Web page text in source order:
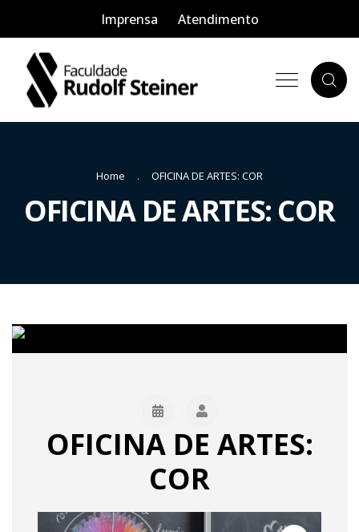
Imprensa Atendimento
Home OFICINA DE ARTES: COR
OFICINA DE ARTES: COR
OFICINA DE ARTES:
COR